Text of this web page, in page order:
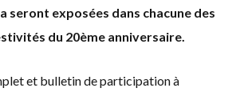
seront exposées dans chacune des
du 20ème anniversaire.
et bulletin de participation à